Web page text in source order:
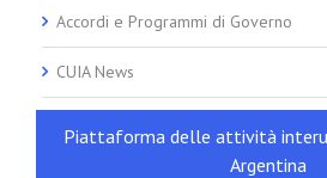
Accordi e Programmi di Governo
CUIA News
Piattaforma delle attività
Argentina